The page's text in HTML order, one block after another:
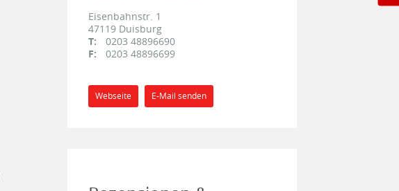
Eisenbahnstr. 1
47119 Duisburg
T:
0203 48896690
F:
0203 48896699
Webseite E-Mail senden